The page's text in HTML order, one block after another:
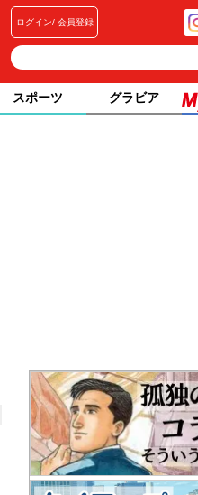
ログイン 会員登録
スポーツ グラビア